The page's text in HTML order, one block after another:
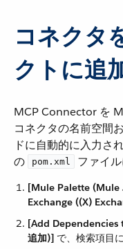
コネクタ
クトに追
MCP Connector を
コネクタの名前空間
ドに自動的に入力さ
の ​
pom.xml ファイ
[Mule Palette (Mule
Exchange ((X)
[Add Dependencies
追加)] ​ で、検索項目に ​